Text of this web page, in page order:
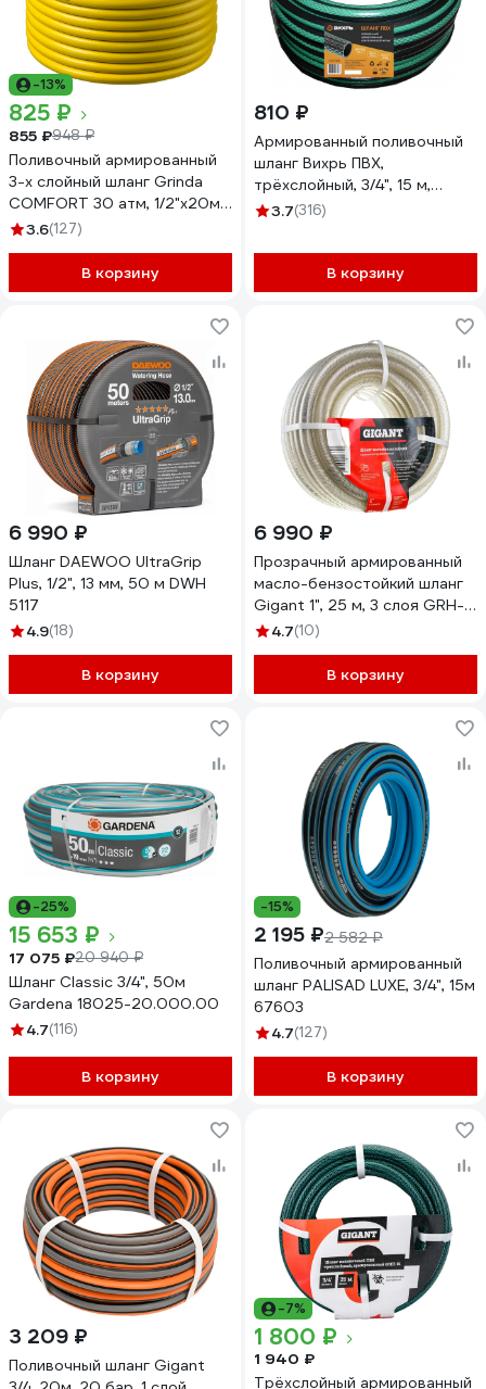
-13%
825 ₽
855 ₽948 ₽
Поливочный армированный
3-х слойный шланг Grinda
COMFORT 30 атм, 1/2"х20м
8-429003-1/2-20_z02
3.6(127)
В корзину
810 ₽
Армированный поливочный
шланг Вихрь ПВХ,
трёхслойный, 3/4", 15 м,
зелёный 73/7/2/9
3.7(316)
В корзину
6 990 ₽
Шланг DAEWOO UltraGrip
Plus, 1/2", 13 мм, 50 м DWH
5117
4.9(18)
В корзину
6 990 ₽
Прозрачный армированный
масло-бензостойкий шланг
Gigant 1", 25 м, 3 слоя GRH-
064.7(10)
В корзину
-25%
15 653 ₽
17 075 ₽20 940 ₽
Шланг Classic 3/4", 50м
Gardena 18025-20.000.00
4.7(116)
В корзину
-15%
2 195 ₽2 582 ₽
Поливочный армированный
шланг PALISAD LUXE, 3/4", 15м
67603
4.7(127)
В корзину
3 209 ₽
Поливочный шланг Gigant
-7%
1 800 ₽
1 940 ₽
Трёхслойный армированный